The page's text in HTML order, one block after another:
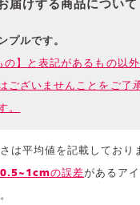
届けする商品について
プルです。
】と表記があるもの以
ございませんことをご了
。
は平均値を記載しており
0.5~1cmの誤差があるア